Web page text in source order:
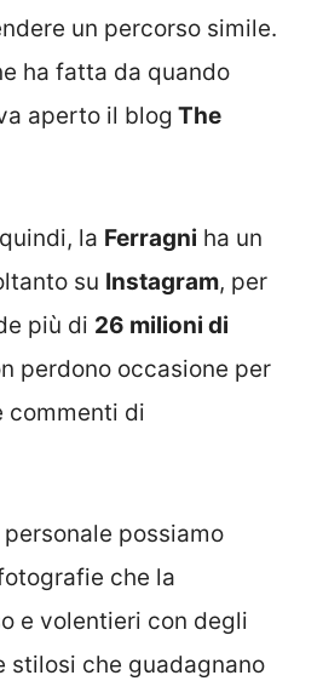
un percorso simile.
ha fatta da quando
aperto il blog The
la Ferragni ha un
su Instagram, per
più di 26 milioni di
perdono occasione per
commenti di
possiamo
che la
e volentieri con degli
stilosi che guadagnano